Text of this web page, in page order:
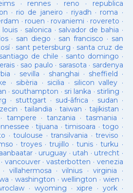
· rennes · reno · republica
· rio de janeiro · riyadh · roma ·
· rouen · rovaniemi · rovereto ·
louis · salonica · salvador de bahia ·
· san diego · san francisco · san
· sant petersburg · santa cruz de
santiago de chile · santo domingo ·
· sao paulo · sarasota · sardenya
· sevilla · shanghai · sheffield ·
· sibèria · sicilia · silicon valley ·
· southampton · sri lanka · stirling ·
· stuttgart· sud-âfrica · sudan ·
·tailandia ·taiwan · tajikistan ·
· tampere · tanzania ·tasmania ·
·tijuana ·timisoara ·togo ·
·toulouse ·transilvania ·treviso ·
· troyes·trujillo ·tunis ·turku ·
· uruguay · utah · utrecht ·
· vancouver· vasterbotten · venezia
· villahermosa ·vilnius ·virginia ·
·washington · wellington · wien ·
· wyoming ·xipre · york·